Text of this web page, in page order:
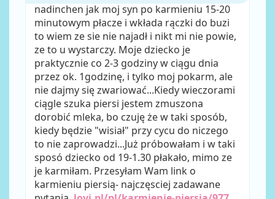
nadinchen jak moj syn po karmieniu 15-20
minutowym płacze i wkłada rączki do buzi
to wiem ze sie nie najadł i nikt mi nie powie,
ze to u wystarczy. Moje dziecko je
praktycznie co 2-3 godziny w ciągu dnia
przez ok. 1godzinę, i tylko moj pokarm, ale
nie dajmy się zwariować...Kiedy wieczorami
ciągle szuka piersi jestem zmuszona
dorobić mleka, bo czuję że w taki sposób,
kiedy będzie "wisiał" przy cycu do niczego
to nie zaprowadzi...Już próbowałam i w taki
sposó dziecko od 19-1.30 płakało, mimo ze
je karmiłam. Przesyłam Wam link o
karmieniu piersią- najczęsciej zadawane